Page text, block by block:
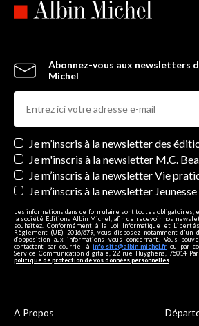
Abonnez-vous aux newsletters
Michel
Newsletters
Je m’inscris à la newsletter des
Je m'inscris à la newsletter M.C.
Je m’inscris à la newsletter Vie
Je m’inscris à la newsletter
Les informations dans ce formulaire sont toutes
la société Editions Albin Michel, afin de recevoir nos
souhaitez. Conformément à la Loi Informatique et
Règlement (UE) 2016/679, vous disposez notamment
d’opposition aux informations vous concernant. Vous
contactant par courriel à info-site@albin-michel.fr ou par
Service Communication digitale, 22 rue Huyghens, 75014
politique de protection de vos données personnelles
A Propos